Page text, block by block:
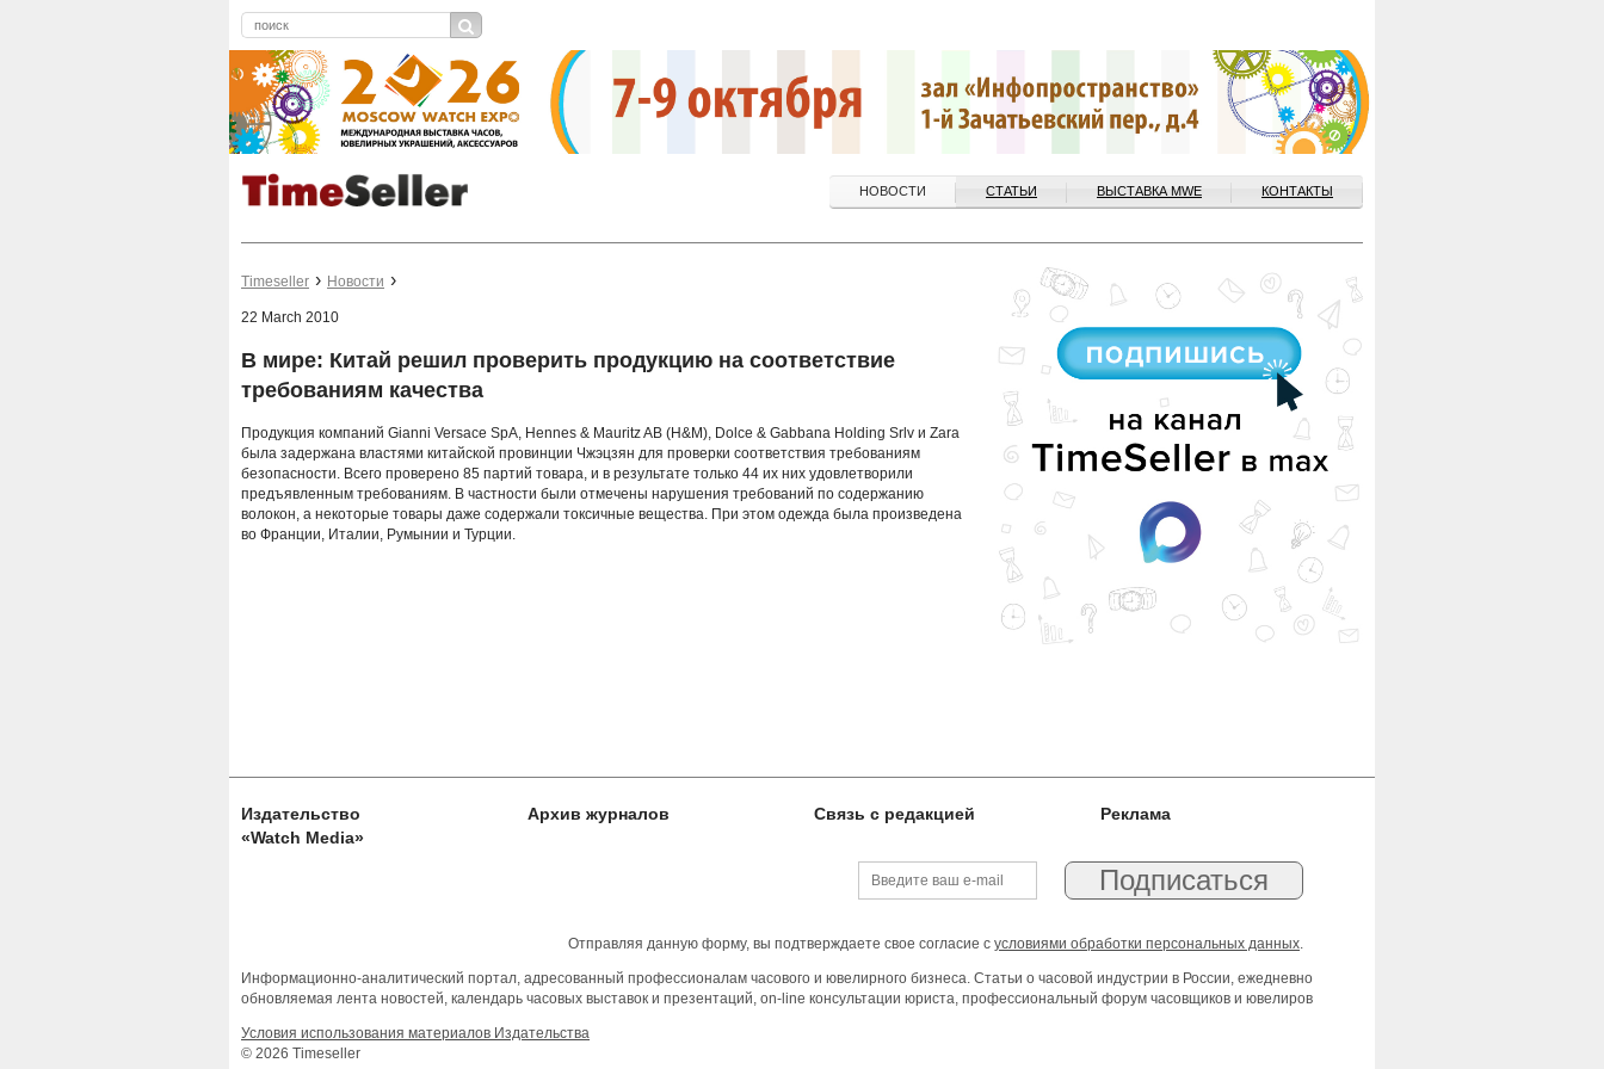
НОВОСТИ СТАТЬИ ВЫСТАВКА MWE КОНТАКТЫ
Timeseller Новости
22 March 2010
В мире: Китай решил проверить продукцию на соответствие
требованиям качества
Продукция компаний Gianni Versace SpA, Hennes & Mauritz AB (H&M), Dolce & Gabbana Holding Srlv и Zara
была задержана властями китайской провинции Чжэцзян для проверки соответствия требованиям
безопасности. Всего проверено 85 партий товара, и в результате только 44 их них удовлетворили
предъявленным требованиям. В частности были отмечены нарушения требований по содержанию
волокон, а некоторые товары даже содержали токсичные вещества. При этом одежда была произведена
во Франции, Италии, Румынии и Турции.
Издательство
«Watch Media»
Архив журналов Связь с редакцией Реклама
Отправляя данную форму, вы подтверждаете свое согласие с условиями обработки персональных данных.
Информационно-аналитический портал, адресованный профессионалам часового и ювелирного бизнеса. Статьи о часовой индустрии в России, ежедневно
обновляемая лента новостей, календарь часовых выставок и презентаций, on-line консультации юриста, профессиональный форум часовщиков и ювелиров
Условия использования материалов Издательства
© 2026 Timeseller